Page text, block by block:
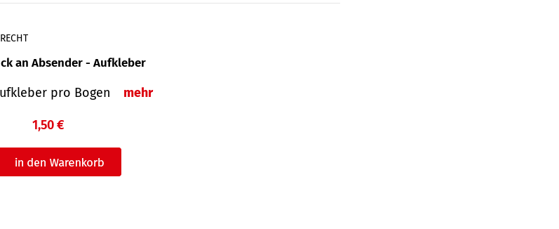
RECHT
an Absender - Aufkleber
pro Bogen mehr
1,50 €